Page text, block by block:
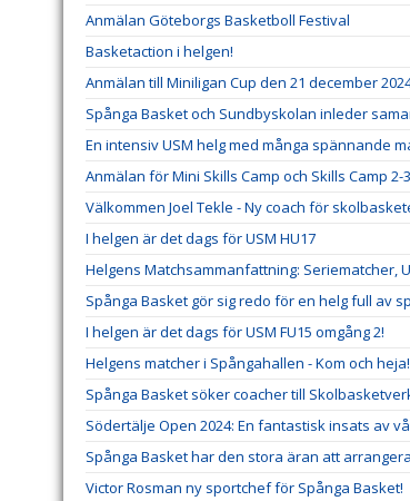
Anmälan Göteborgs Basketboll Festival
Basketaction i helgen!
Anmälan till Miniligan Cup den 21 december
Spånga Basket och Sundbyskolan inleder
En intensiv USM helg med många spännande
Anmälan för Mini Skills Camp och Skills Camp
Välkommen Joel Tekle - Ny coach för
I helgen är det dags för USM HU17
Helgens Matchsammanfattning: Seriematcher,
Spånga Basket gör sig redo för en helg full av
I helgen är det dags för USM FU15 omgång 2!
Helgens matcher i Spångahallen - Kom och heja!
Spånga Basket söker coacher till
Södertälje Open 2024: En fantastisk insats av
Spånga Basket har den stora äran att
Victor Rosman ny sportchef för Spånga Basket!